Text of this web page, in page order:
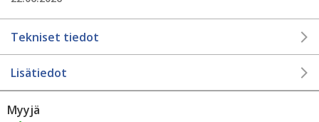
Tekniset tiedot
Lisätiedot
Myyjä